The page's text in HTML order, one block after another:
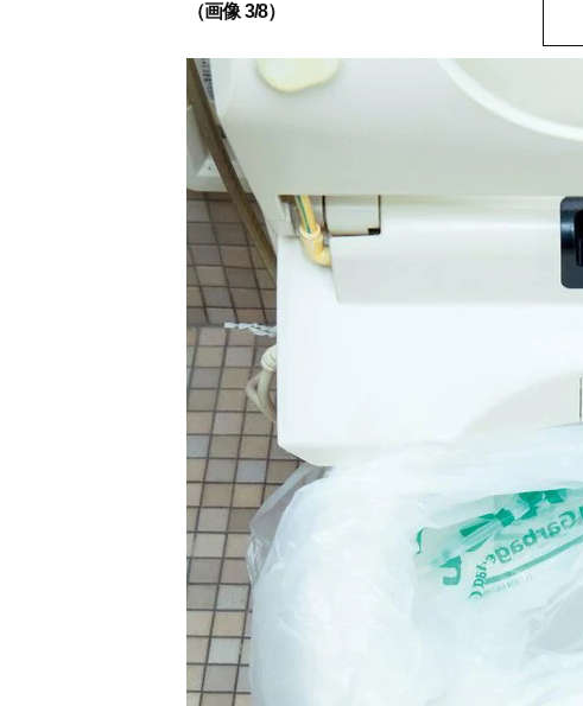
（画像 3/8）